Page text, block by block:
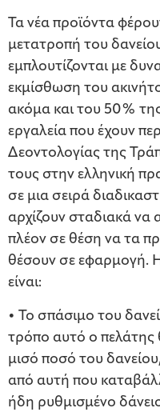
Τα νέα προϊόντα
μετατροπή του
εμπλουτίζονται με
εκμίσθωση του
ακόμα και του 50%
εργαλεία που έχουν
Δεοντολογίας της
τους στην ελληνική
σε μια σειρά
αρχίζουν σταδιακά να
πλέον σε θέση να τα
θέσουν σε εφαρμογή.
είναι:
• Το σπάσιμο του
τρόπο αυτό ο πελάτης
μισό ποσό του
από αυτή που
ήδη ρυθμισμένο